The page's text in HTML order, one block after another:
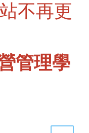
不再更
管理學